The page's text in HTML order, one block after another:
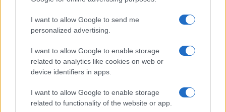
I want to allow Google to send me
personalized advertising.
I want to allow Google to enable storage
related to analytics like cookies on web or
device identifiers in apps.
I want to allow Google to enable storage
related to functionality of the website or app.
kötött az Apple-lel
Hatalmas megújulás jöhet az iPad mininél – OLED
kijelzővel és új funkciókkal érkezhet
További hírek
LEGOLVASOTTABBAK